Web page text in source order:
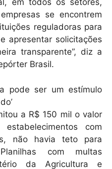
em todos os setores,
se encontrem
reguladoras para
apresentar solicitações
transparente”, diz a
Brasil.
pode ser um estímulo
a R$ 150 mil o valor
com
não havia teto para
com multas
da Agricultura e